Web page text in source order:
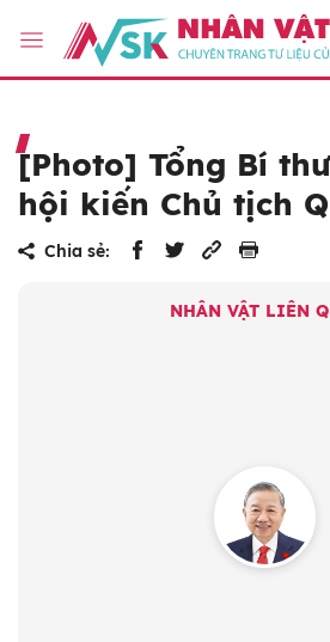
[Photo] Tổng Bí
hội kiến Chủ tịch
Chia sẻ:
NHÂN VẬT LIÊN